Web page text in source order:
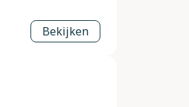
Bekijken